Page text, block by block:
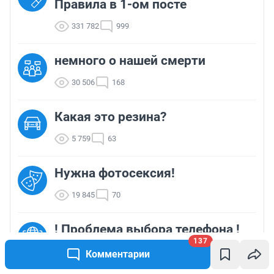
Комментарии
137
приемные семьи передаются в основном дети, с
неполным статусом, т.е те которых нельзя усыновить
по закону, что же им теперь в ДД всю жизнь жить?
Правила в 1-ом посте
331 782 999
немного о нашей смерти
30 506 168
Какая это резина?
5 759 63
Нужна фотосексия!
19 845 70
! Проблема выбора телефона !
1 806 32